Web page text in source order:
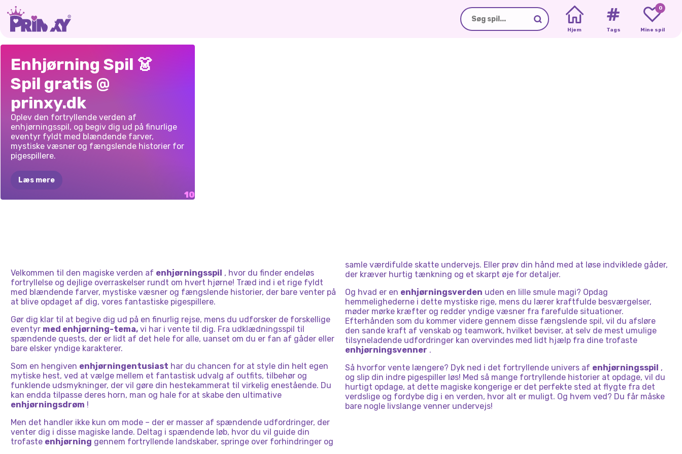
Hjem Tags
0
Mine spil
MAGISK
ENHJØRNING
MAKEOVER
ENHJØRNING
PÅKLÆDNING
PARTY
UNICORN
Enhjørning Spil 👗
Spil gratis @
prinxy.dk
Oplev den fortryllende verden af
enhjørningsspil, og begiv dig ud på finurlige
eventyr fyldt med blændende farver,
mystiske væsner og fængslende historier for
pigespillere.
Læs mere
Velkommen til den magiske verden af enhjørningsspil , hvor du finder endeløs
fortryllelse og dejlige overraskelser rundt om hvert hjørne! Træd ind i et rige fyldt
med blændende farver, mystiske væsner og fængslende historier, der bare venter på
at blive opdaget af dig, vores fantastiske pigespillere.
Gør dig klar til at begive dig ud på en finurlig rejse, mens du udforsker de forskellige
eventyr med enhjørning-tema, vi har i vente til dig. Fra udklædningsspil til
spændende quests, der er lidt af det hele for alle, uanset om du er fan af gåder eller
bare elsker yndige karakterer.
Som en hengiven enhjørningentusiast har du chancen for at style din helt egen
mytiske hest, ved at vælge mellem et fantastisk udvalg af outfits, tilbehør og
funklende udsmykninger, der vil gøre din hestekammerat til virkelig enestående. Du
kan endda tilpasse deres horn, man og hale for at skabe den ultimative
enhjørningsdrøm !
Men det handler ikke kun om mode – der er masser af spændende udfordringer, der
venter dig i disse magiske lande. Deltag i spændende løb, hvor du vil guide din
trofaste enhjørning gennem fortryllende landskaber, springe over forhindringer og
samle værdifulde skatte undervejs. Eller prøv din hånd med at løse indviklede gåder,
der kræver hurtig tænkning og et skarpt øje for detaljer.
Og hvad er en enhjørningsverden uden en lille smule magi? Opdag
hemmelighederne i dette mystiske rige, mens du lærer kraftfulde besværgelser,
møder mørke kræfter og redder yndige væsner fra farefulde situationer.
Efterhånden som du kommer videre gennem disse fængslende spil, vil du afsløre
den sande kraft af venskab og teamwork, hvilket beviser, at selv de mest umulige
tilsyneladende udfordringer kan overvindes med lidt hjælp fra dine trofaste
enhjørningsvenner .
Så hvorfor vente længere? Dyk ned i det fortryllende univers af enhjørningsspil ,
og slip din indre pigespiller løs! Med så mange fortryllende historier at opdage, vil du
hurtigt opdage, at dette magiske kongerige er det perfekte sted at flygte fra det
verdslige og fordybe dig i en verden, hvor alt er muligt. Og hvem ved? Du får måske
bare nogle livslange venner undervejs!